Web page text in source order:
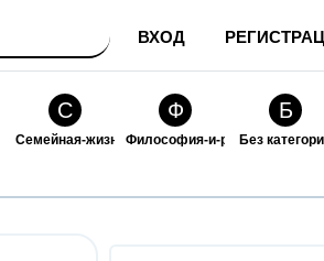
ВХОД
С
Семейная-жизнь
Ф
Философия-и-религия
Б
Без